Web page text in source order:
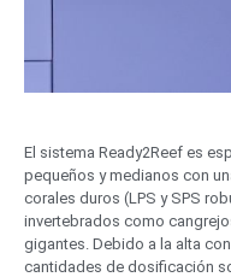
El sistema Ready2Reef es
pequeños y medianos con
corales duros (LPS y SPS
invertebrados como
gigantes. Debido a la alta
cantidades de dosificación